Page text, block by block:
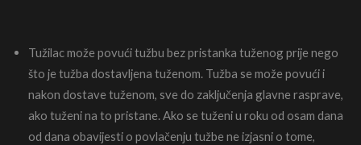
Tužilac može povući tužbu bez pristanka tuženog prije nego
što je tužba dostavljena tuženom. Tužba se može povući i
nakon dostave tuženom, sve do zaključenja glavne rasprave,
ako tuženi na to pristane. Ako se tuženi u roku od osam dana
od dana obavijesti o povlačenju tužbe ne izjasni o tome,